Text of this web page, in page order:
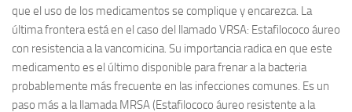
que el uso de los medicamentos se complique y encarezca. La
última frontera está en el caso del llamado VRSA: Estafilococo áureo
con resistencia a la vancomicina. Su importancia radica en que este
medicamento es el último disponible para frenar a la bacteria
probablemente más frecuente en las infecciones comunes. Es un
paso más a la llamada MRSA (Estafilococo áureo resistente a la